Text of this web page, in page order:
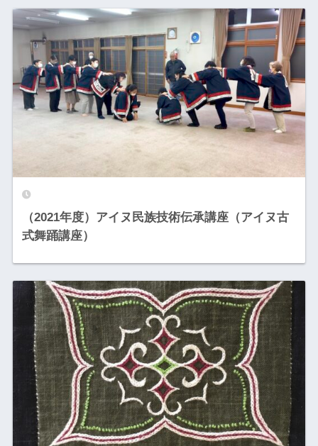
（2021年度）アイヌ民族技術伝承講座（アイヌ古
式舞踊講座）